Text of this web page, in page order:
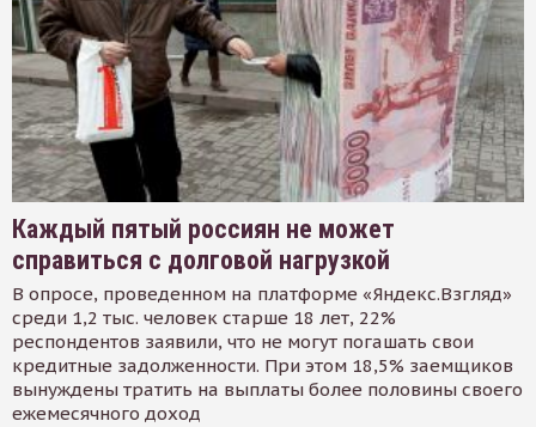
Каждый пятый россиян не может
справиться с долговой нагрузкой
В опросе, проведенном на платформе «Яндекс.Взгляд»
среди 1,2 тыс. человек старше 18 лет, 22%
респондентов заявили, что не могут погашать свои
кредитные задолженности. При этом 18,5% заемщиков
вынуждены тратить на выплаты более половины своего
ежемесячного доход